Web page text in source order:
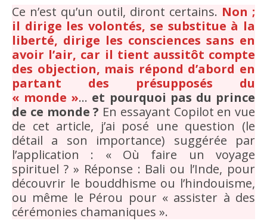
Ce n’est qu’un outil, diront certains. Non ;
il dirige les volontés, se substitue à la
liberté, dirige les consciences sans en
avoir l’air, car il tient aussitôt compte
des objection, mais répond d’abord en
partant des présupposés du
« monde »… et pourquoi pas du prince
de ce monde ? En essayant Copilot en vue
de cet article, j’ai posé une question (le
détail a son importance) suggérée par
l’application : « Où faire un voyage
spirituel ? » Réponse : Bali ou l’Inde, pour
découvrir le bouddhisme ou l’hindouisme,
ou même le Pérou pour « assister à des
cérémonies chamaniques ».